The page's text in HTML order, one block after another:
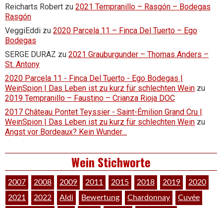
Reicharts Robert zu 2021 Tempranillo – Rasgón – Bodegas
Rasgón
VeggiEddi zu 2020 Parcela 11 – Finca Del Tuerto – Ego
Bodegas
SERGE DURAZ zu 2021 Grauburgunder – Thomas Anders –
St. Antony
2020 Parcela 11 - Finca Del Tuerto - Ego Bodegas |
WeinSpion | Das Leben ist zu kurz für schlechten Wein zu
2019 Tempranillo – Faustino – Crianza Rioja DOC
2017 Château Pontet Teyssier - Saint-Émilion Grand Cru |
WeinSpion | Das Leben ist zu kurz für schlechten Wein zu
Angst vor Bordeaux? Kein Wunder…
Wein Stichworte
2007 2008 2009 2011 2015 2018 2019
2020
2021
2022 Aldi Bewertung Chardonnay
Cuvée